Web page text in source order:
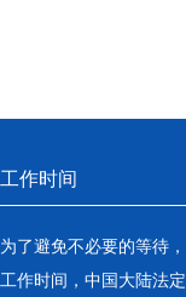
工作时间
为了避免不必要的等待
工作时间，中国大陆法定